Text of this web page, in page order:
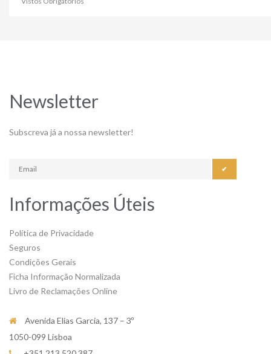
Newsletter
Subscreva já a nossa newsletter!
✔
Informações Úteis
Política de Privacidade
Seguros
Condições Gerais
Ficha Informação Normalizada
Livro de Reclamações Online
Avenida Elias Garcia, 137 – 3º
1050-099 Lisboa